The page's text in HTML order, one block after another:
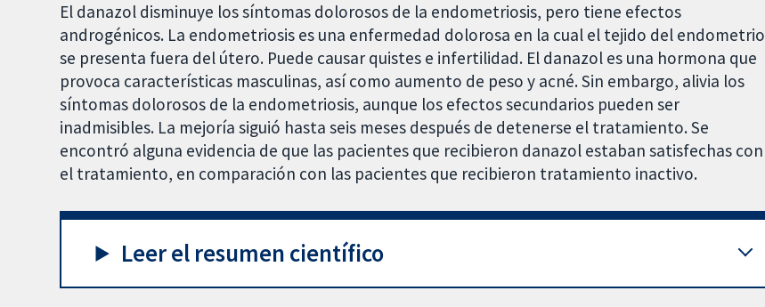
El danazol disminuye los síntomas dolorosos de la endometriosis, pero tiene efectos
androgénicos. La endometriosis es una enfermedad dolorosa en la cual el tejido del endometrio
se presenta fuera del útero. Puede causar quistes e infertilidad. El danazol es una hormona que
provoca características masculinas, así como aumento de peso y acné. Sin embargo, alivia los
síntomas dolorosos de la endometriosis, aunque los efectos secundarios pueden ser
inadmisibles. La mejoría siguió hasta seis meses después de detenerse el tratamiento. Se
encontró alguna evidencia de que las pacientes que recibieron danazol estaban satisfechas con
el tratamiento, en comparación con las pacientes que recibieron tratamiento inactivo.
Leer el resumen científico